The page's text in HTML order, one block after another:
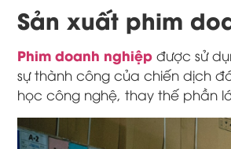
Sản xuất phim
Phim doanh nghiệp được sử
sự thành công của chiến dịch
học công nghệ, thay thế phần